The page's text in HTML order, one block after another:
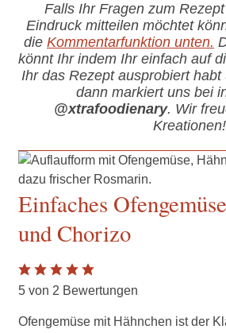
Falls Ihr Fragen zum
Eindruck mitteilen möchtet
die Kommentarfunktion unten.
könnt Ihr indem Ihr einfach auf
Ihr das Rezept ausprobiert
dann markiert uns bei
@xtrafoodienary. Wir
Kreationen!
Einfaches
und Chorizo
5 von 2 Bewertungen
Ofengemüse mit Hähnchen ist der